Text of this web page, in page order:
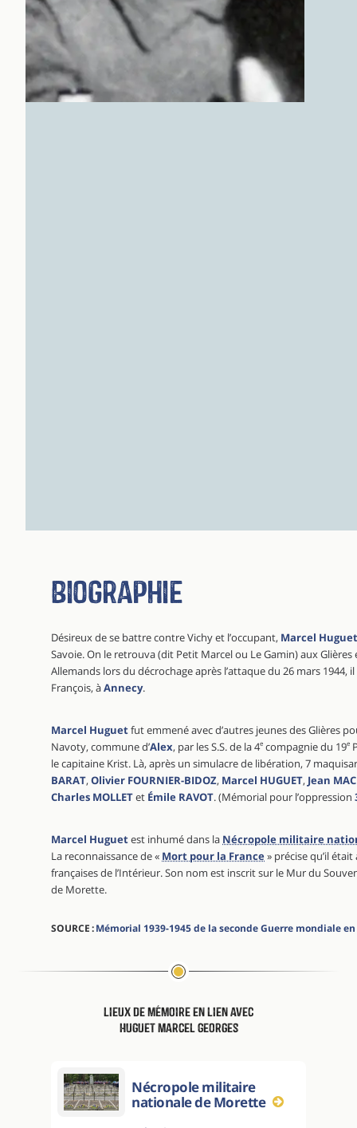
Biographie
Désireux de se battre contre Vichy et l’occupant, Marcel Huguet
Savoie. On le retrouva (dit Petit Marcel ou Le Gamin) aux Glières
Allemands lors du décrochage après l’attaque du 26 mars 1944,
François, àAnnecy.
Marcel Huguetfut emmené avec d’autres jeunes des Glières
Navoty, commune d’Alex, par les S.S. de la 4e compagnie du 19e
le capitaine Krist. Là, après un simulacre de libération, 7
BARAT,Olivier FOURNIER-BIDOZ, Marcel HUGUET, Jean
Charles MOLLETet Émile RAVOT. (Mémorial pour l’oppression
Marcel Huguetest inhumé dans la Nécropole militaire
La reconnaissance de « Mort pour la France» précise qu’il
françaises de l’Intérieur. Son nom est inscrit sur le Mur du
de Morette.
SOURCE :Mémorial 1939-1945 de la seconde Guerre mondiale
Lieux de mémoire en lien avec
Huguet Marcel Georges
Nécropole militaire
nationale de Morette